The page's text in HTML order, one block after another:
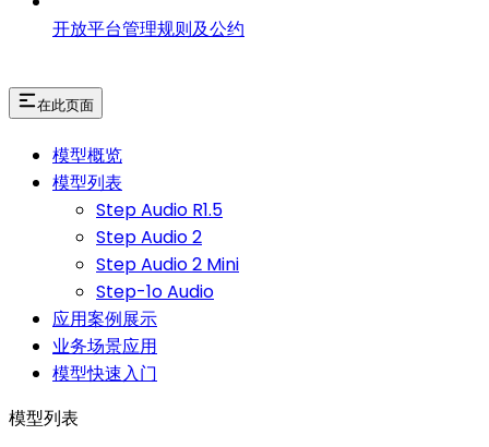
开放平台管理规则及公约
在此页面
模型概览
模型列表
Step Audio R1.5
Step Audio 2
Step Audio 2 Mini
Step-1o Audio
应用案例展示
业务场景应用
模型快速入门
模型列表